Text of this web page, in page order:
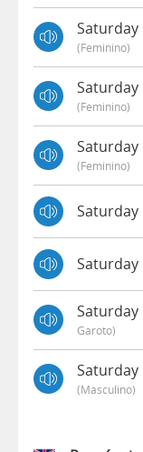
(feminino)
(feminino)
(feminino)
Garoto)
(masculino)